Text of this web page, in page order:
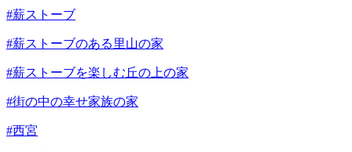
#薪ストーブ
#薪ストーブのある里山の家
#薪ストーブを楽しむ丘の上の家
#街の中の幸せ家族の家
#西宮